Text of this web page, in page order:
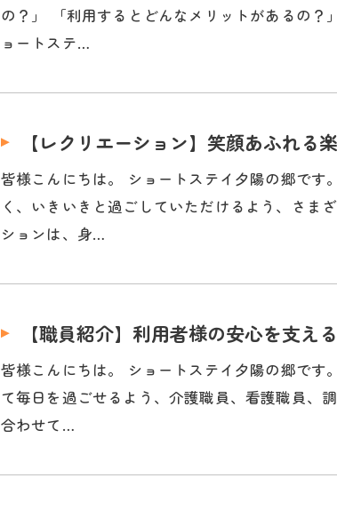
の？」 「利用するとどんなメリットがあるの
ョートステ…
【レクリエーション】笑顔あふれる
皆様こんにちは。 ショートステイ夕陽の郷です
く、いきいきと過ごしていただけるよう、さま
ションは、身…
【職員紹介】利用者様の安心を支え
皆様こんにちは。 ショートステイ夕陽の郷です
て毎日を過ごせるよう、介護職員、看護職員、
合わせて…